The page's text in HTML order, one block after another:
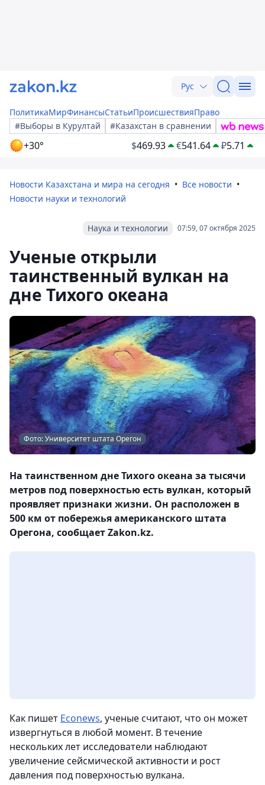
Рус
ПолитикаМирФинансыСтатьиПроисшествияПраво
#Выборы в Курултай
#Казахстан в сравнении
+30° $469.93 €541.64 ₽5.71
Новости Казахстана и мира на сегодня
Все новости
Новости науки и технологий
07:59, 07 октября 2025
Наука и технологии
Ученые открыли
таинственный вулкан на
дне Тихого океана
Фото: Университет штата Орегон
На таинственном дне Тихого океана за тысячи
метров под поверхностью есть вулкан, который
проявляет признаки жизни. Он расположен в
500 км от побережья американского штата
Орегона, сообщает Zakon.kz.
Как пишет Econews, ученые считают, что он может
извергнуться в любой момент. В течение
нескольких лет исследователи наблюдают
увеличение сейсмической активности и рост
давления под поверхностью вулкана.